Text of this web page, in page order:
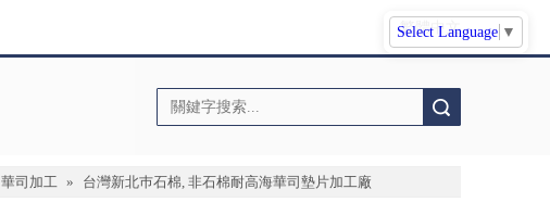
繁體中文
華司加工 » 台灣新北巿石棉, 非石棉耐高海華司墊片加工廠
Select Language ▼